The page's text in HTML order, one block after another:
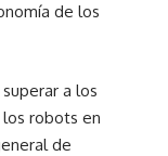
de los
a los
robots en
de